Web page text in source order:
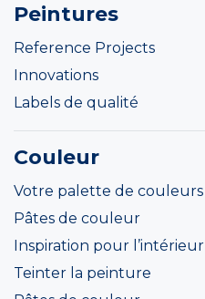
Peintures
Reference Projects
Innovations
Labels de qualité
Couleur
Votre palette de couleurs
Pâtes de couleur
Inspiration pour l’intérieur
Teinter la peinture